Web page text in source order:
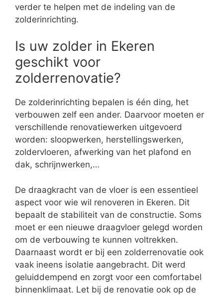
verder te helpen met de indeling van de
zolderinrichting.
Is uw zolder in Ekeren
geschikt voor
zolderrenovatie?
De zolderinrichting bepalen is één ding, het
verbouwen zelf een ander. Daarvoor moeten er
verschillende renovatiewerken uitgevoerd
worden: sloopwerken, herstellingswerken,
zoldervloeren, afwerking van het plafond en
dak, schrijnwerken,…
De draagkracht van de vloer is een essentieel
aspect voor wie wil renoveren in Ekeren. Dit
bepaalt de stabiliteit van de constructie. Soms
moet er een nieuwe draagvloer gelegd worden
om de verbouwing te kunnen voltrekken.
Daarnaast wordt er bij een zolderrenovatie ook
vaak ineens isolatie aangebracht. Dit werd
geluiddempend en zorgt voor een comfortabel
binnenklimaat. Let bij de renovatie ook op de